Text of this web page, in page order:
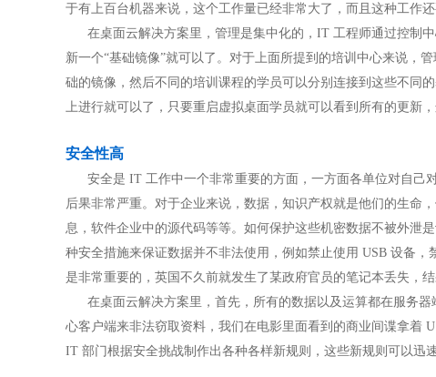
于有上百台机器来说，这个工作量已经非常大了，而且这种工作还
在桌面云解决方案里，管理是集中化的，IT 工程师通过控制
新一个“基础镜像”就可以了。对于上面所提到的培训中心来说，
础的镜像，然后不同的培训课程的学员可以分别连接到这些不同
上进行就可以了，只要重启虚拟桌面学员就可以看到所有的更新
安全性高
安全是 IT 工作中一个非常重要的方面，一方面各单位对自己
后果非常严重。对于企业来说，数据，知识产权就是他们的生命
息，软件企业中的源代码等等。如何保护这些机密数据不被外泄
种安全措施来保证数据并不非法使用，例如禁止使用 USB 设备
是非常重要的，英国不久前就发生了某政府官员的笔记本丢失，
在桌面云解决方案里，首先，所有的数据以及运算都在服务器
心客户端来非法窃取资料，我们在电影里面看到的商业间谍拿着
IT 部门根据安全挑战制作出各种各样新规则，这些新规则可以迅